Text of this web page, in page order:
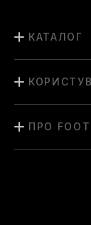
КАТАЛОГ
ПРО